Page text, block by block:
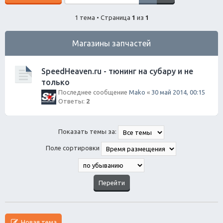
1 тема • Страница 1 из 1
Магазины запчастей
SpeedHeaven.ru - тюнинг на субару и не
только
Последнее сообщение Mako « 30 май 2014, 00:15
Ответы: 2
Показать темы за:
Поле сортировки